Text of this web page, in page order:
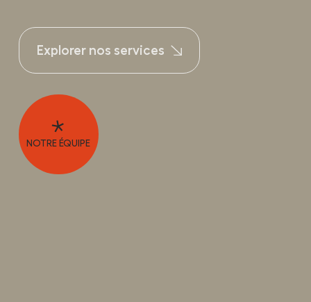
Explorer nos services
NOTRE ÉQUIPE